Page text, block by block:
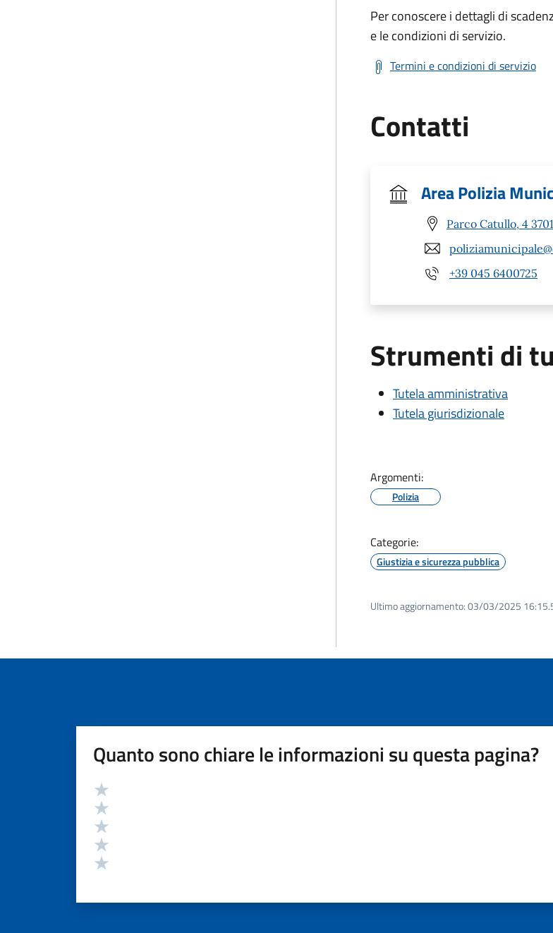
Per conoscere i dettagli di
e le condizioni di servizio.
Termini e condizioni di servizio
Contatti
Area Polizia
Parco Catullo, 4
+39 045 6400725
Strumenti di
Tutela amministrativa
Tutela giurisdizionale
Argomenti:
Polizia
Categorie:
Giustizia e sicurezza pubblica
Ultimo aggiornamento:03/03/2025
Quanto sono chiare le informazioni su questa pagina?
Valutazione